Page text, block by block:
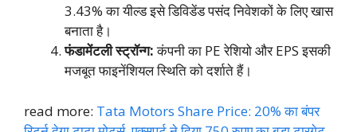
3.43% का यील्ड इसे डिविडेंड पसंद निवेशकों के लिए खास
बनाता है।
फंडामेंटली स्ट्रॉन्ग:कंपनी का PE रेशियो और EPS इसकी
मजबूत फाइनेंशियल स्थिति को दर्शाते हैं।
read more: Tata Motors Share Price: 20% का बंपर